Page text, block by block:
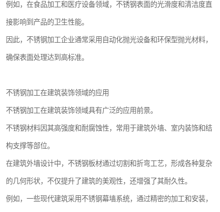
例如，在食品加工和医疗设备领域，不锈钢表面的光滑度和清洁度直
接影响到产品的卫生性能。
因此，不锈钢加工企业通常采用自动化抛光设备和环保型抛光材料，
确保表面处理达到高标准。
不锈钢加工在建筑装饰领域的应用
不锈钢加工在建筑装饰领域具有广泛的应用前景。
不锈钢材料因其高强度和耐腐蚀性，常用于建筑外墙、室内装饰和结
构支撑等部位。
在建筑外墙设计中，不锈钢板材通过切割和折弯工艺，形成各种复杂
的几何形状，不仅提升了建筑的美观性，还增强了其耐久性。
例如，一些现代建筑采用不锈钢幕墙系统，通过精密的加工和安装，